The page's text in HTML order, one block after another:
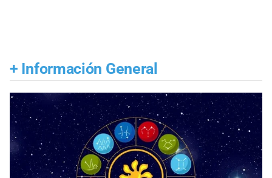
+ Información General